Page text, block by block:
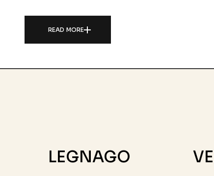
READ MORE
LEGNAGO